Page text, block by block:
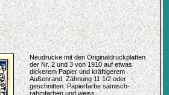
Neudrucke mit den Originaldruckplatten
der Nr. 2 und 3 von 1910 auf etwas
dickerem Papier und kräftigerem
Außenrand. Zähnung 11 1/2 oder
geschnitten. Papierfarbe sämisch-
rahmfarben und weiss.